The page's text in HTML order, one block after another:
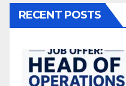
RECENT POSTS